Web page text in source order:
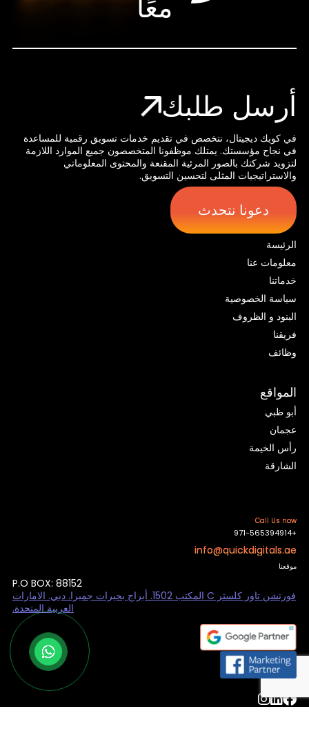
أرسل طلبك
في كويك ديجيتال، نتخصص في تقديم خدمات تسويق رقمية للمساعدة
في نجاح مؤسستك. يمتلك موظفونا المتخصصون جميع الموارد اللازمة
لتزويد شركتك بالصور المرئية المقنعة والمحتوى المعلوماتي
والاستراتيجيات المثلى لتحسين التسويق.
دعونا نتحدث
الرئيسة
معلومات عنا
خدماتنا
سياسة الخصوصية
البنود و الظروف
فريقنا
وظائف
المواقع
أبو ظبي
عجمان
رأس الخيمة
الشارقة
Call Us now
+971-565394914
info@quickdigitals.ae
موقعنا
P.O BOX: 88152
فورتشن تاور كلستر C المكتب 1502. أبراج بحيرات جميرا. دبي. الامارات
العربية المتحدة.